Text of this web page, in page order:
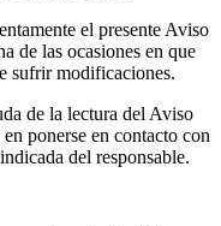
el presente Aviso
de las ocasiones en que
sufrir modificaciones.
de la lectura del Aviso
ponerse en contacto con
del responsable.